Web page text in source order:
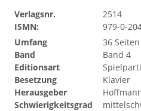
Verlagsnr.
2514
ISMN:
979-0-
Umfang
36 Seiten
Band
Band 4
Editionsart
Besetzung
Klavier
Herausgeber
Schwierigkeitsgrad